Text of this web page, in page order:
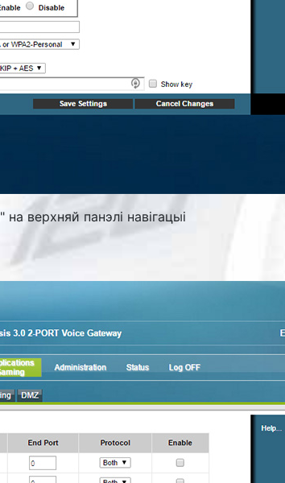
" на верхняй панэлі навігацыі